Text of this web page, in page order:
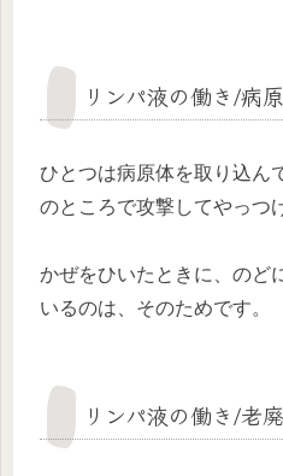
リンパ液の働き/病
ひとつは病原体を取り込ん
のところで攻撃してやっつ
かぜをひいたときに、のど
いるのは、そのためです。
リンパ液の働き/老